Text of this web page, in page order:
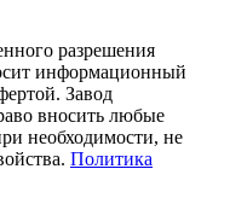
разрешения
информационный
Завод
вносить любые
необходимости, не
Политика